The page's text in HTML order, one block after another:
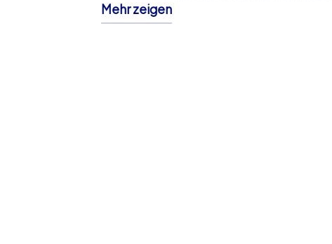
zu einer Investition in ein starkes und
Mehr zeigen